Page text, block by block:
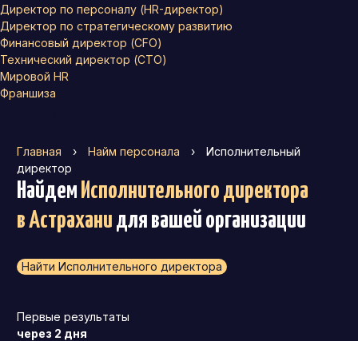
Директор по персоналу (HR-директор)
Директор по стратегическому развитию
Финансовый директор (CFO)
Технический директор (CTO)
Мировой HR
Франшиза
Главная › Найм персонала ›
Исполнительный
директор
Найдем Исполнительного директора
в Астрахани для вашей организации
Найти Исполнительного директора
Первые результаты
через 2 дня